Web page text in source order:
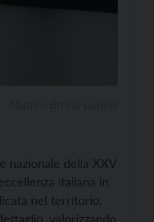
nazionale della XXV
italiana in
nel territorio,
valorizzando